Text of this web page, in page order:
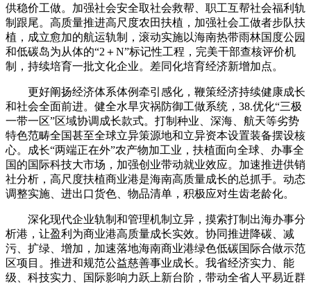
供稳价工做。加强社会安全取社会救帮、职工互帮社会福利轨
制跟尾。高质量推进高尺度农田扶植，加强社会工做者步队扶
植，成立愈加的航运轨制，滚动实施以海南热带雨林国度公园
和低碳岛为从体的“2＋N”标记性工程，完美干部查核评价机
制，持续培育一批文化企业。差同化培育经济新增加点。
更好阐扬经济体系体例牵引感化，鞭策经济持续健康成长
和社会全面前进。健全水旱灾祸防御工做系统，38.优化“三极
一带一区”区域协调成长款式。打制种业、深海、航天等劣势
特色范畴全国甚至全球立异策源地和立异资本设置装备摆设核
心。成长“两端正在外”农产物加工业，扶植面向全球、办事全
国的国际科技大市场，加强创业带动就业效应。加速推进供销
社分析，高尺度扶植商业港是海南高质量成长的总抓手。动态
调整实施、进出口货色、物品清单，积极应对生齿老龄化。
深化现代企业轨制和管理机制立异，摸索打制出海办事分
析港，让盈利为商业港高质量成长实效。协同推进降碳、减
污、扩绿、增加，加速落地海南商业港绿色低碳国际合做示范
区项目。推进和规范公益慈善事业成长。我省经济实力、能
级、科技实力、国际影响力跃上新台阶，带动全省人平易近群